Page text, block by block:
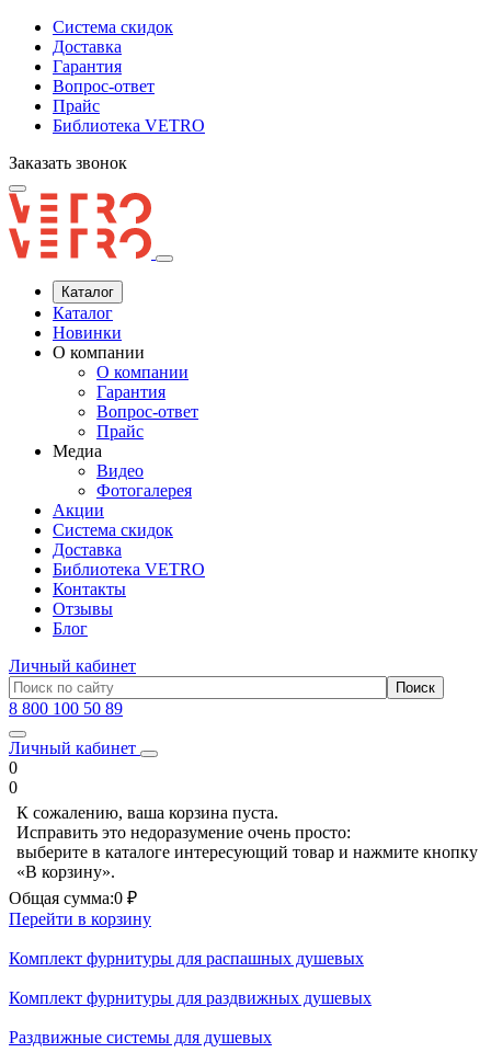
Система скидок
Доставка
Гарантия
Вопрос-ответ
Прайс
Библиотека VETRO
Заказать звонок
Каталог
Каталог
Новинки
О компании
О компании
Гарантия
Вопрос-ответ
Прайс
Медиа
Видео
Фотогалерея
Акции
Система скидок
Доставка
Библиотека VETRO
Контакты
Отзывы
Блог
Личный кабинет
8 800 100 50 89
Личный кабинет
0
0
К сожалению, ваша корзина пуста.
Исправить это недоразумение очень просто:
выберите в каталоге интересующий товар и нажмите кнопку
«В корзину».
Общая сумма:0 ₽
Перейти в корзину
Комплект фурнитуры для распашных душевых
Комплект фурнитуры для раздвижных душевых
Раздвижные системы для душевых